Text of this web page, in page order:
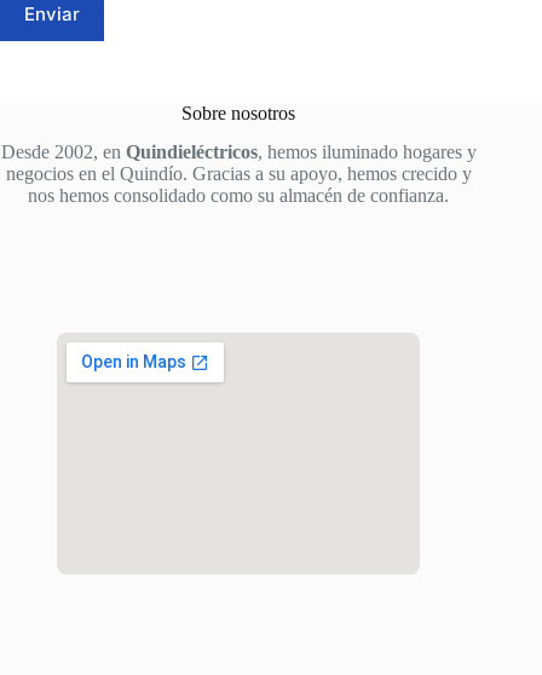
Enviar
Sobre nosotros
Desde 2002, en Quindieléctricos, hemos iluminado hogares y
negocios en el Quindío. Gracias a su apoyo, hemos crecido y
nos hemos consolidado como su almacén de confianza.